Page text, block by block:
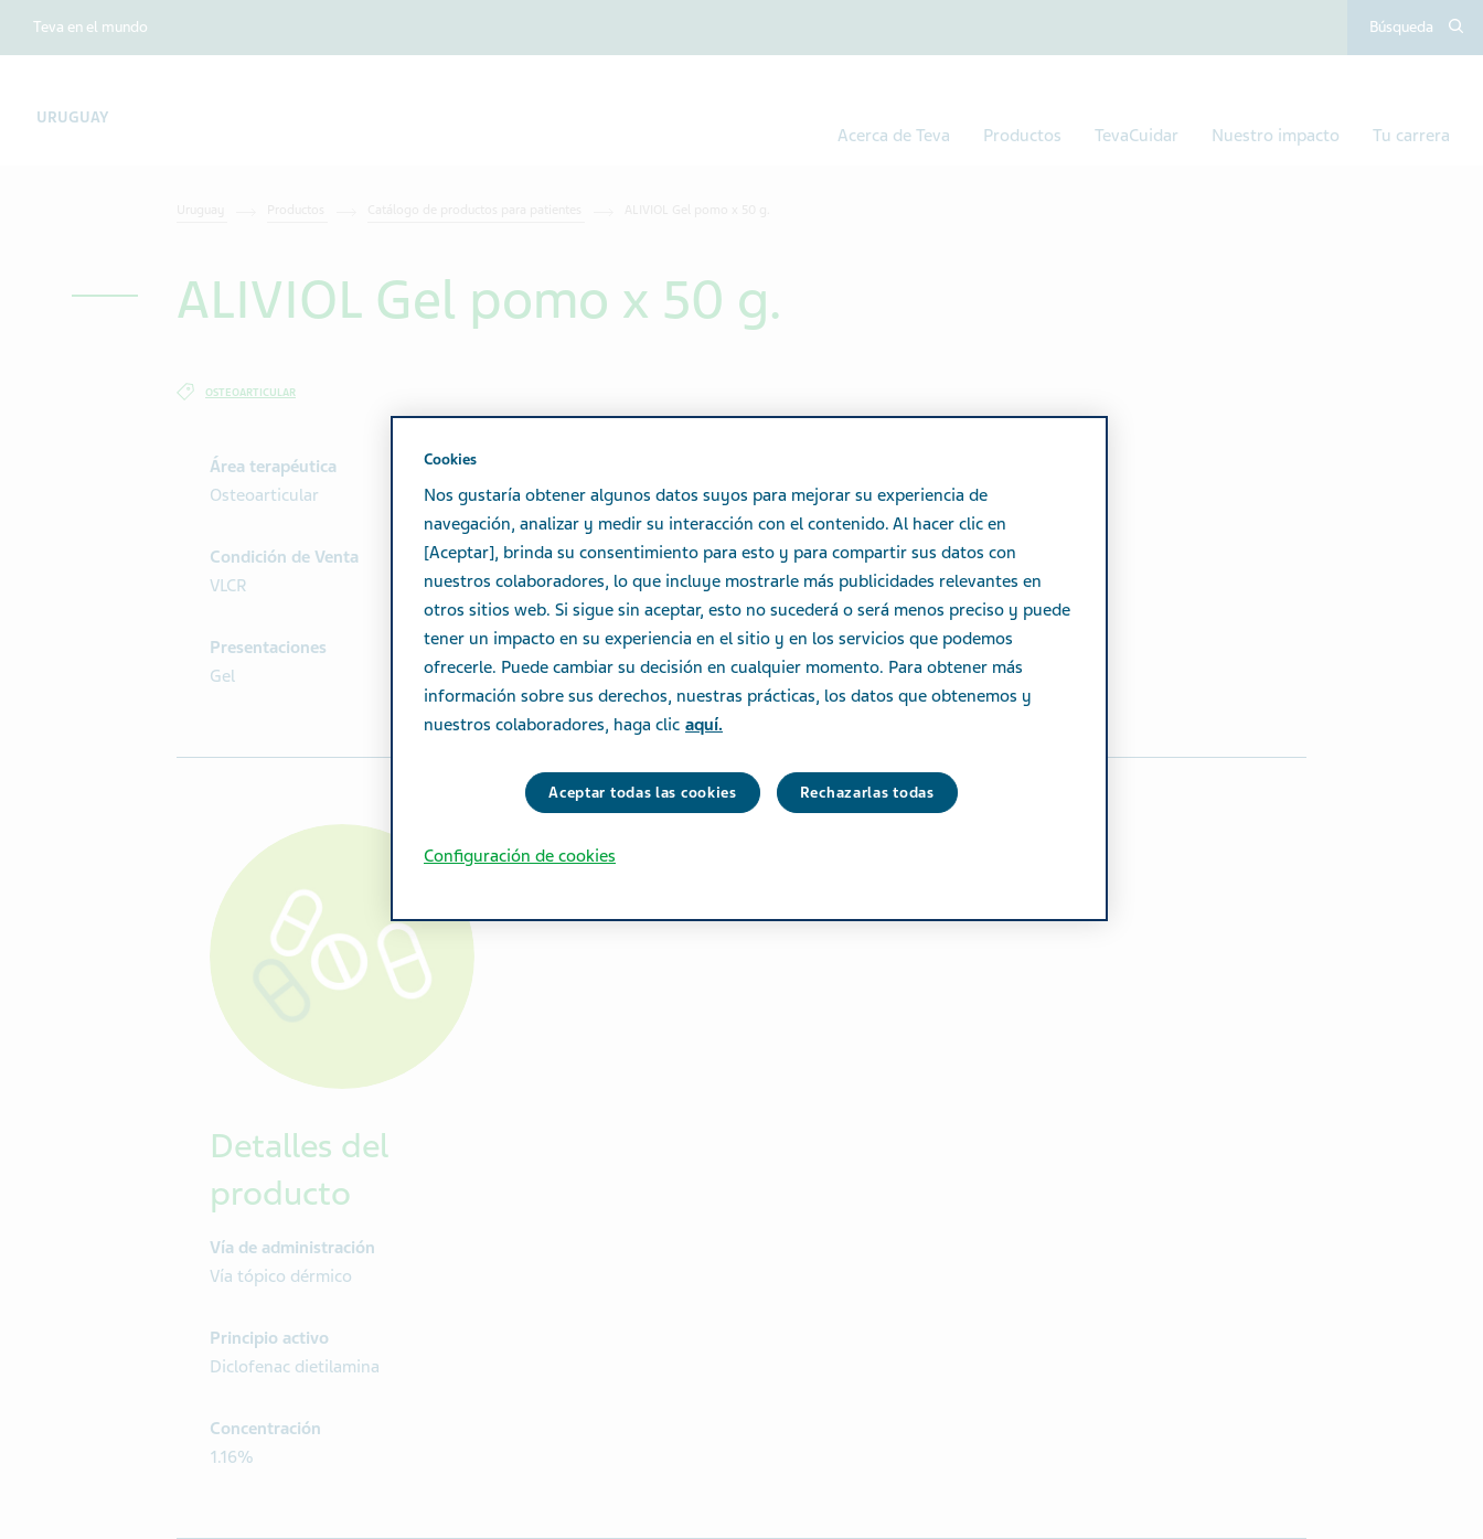
Teva en el mundo Búsqueda
Acerca de Teva Productos TevaCuidar Nuestro impacto Tu carrera
URUGUAY
ALIVIOL Gel pomo x 50 g.
OSTEOARTICULAR
Área terapéutica
Osteoarticular
Condición de Venta
VLCR
Presentaciones
Gel
Detalles del
producto
Vía de administración
Vía tópico dérmico
Principio activo
Diclofenac dietilamina
Concentración
1.16%
Cookies
Nos gustaría obtener algunos datos suyos para mejorar su experiencia de
navegación, analizar y medir su interacción con el contenido. Al hacer clic en
[Aceptar], brinda su consentimiento para esto y para compartir sus datos con
nuestros colaboradores, lo que incluye mostrarle más publicidades relevantes en
otros sitios web. Si sigue sin aceptar, esto no sucederá o será menos preciso y puede
tener un impacto en su experiencia en el sitio y en los servicios que podemos
ofrecerle. Puede cambiar su decisión en cualquier momento. Para obtener más
información sobre sus derechos, nuestras prácticas, los datos que obtenemos y
nuestros colaboradores, haga clic aquí.
Aceptar todas las cookies Rechazarlas todas
Configuración de cookies